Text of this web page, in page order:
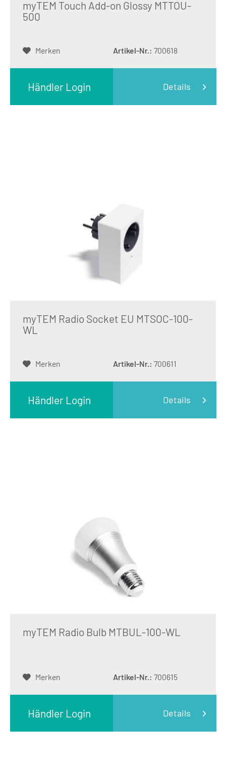
myTEM Touch Add-on Glossy MTTOU-
500
Händler Login Details
Merken Artikel-Nr.: 700618
myTEM Radio Socket EU MTSOC-100-
WL
Händler Login Details
Merken Artikel-Nr.: 700611
myTEM Radio Bulb MTBUL-100-WL
Händler Login Details
Merken Artikel-Nr.: 700615